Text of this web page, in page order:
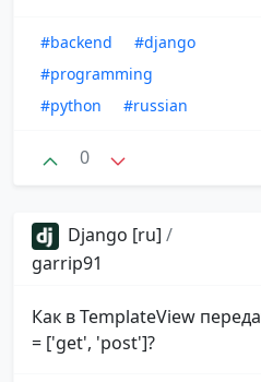
#backend
#django
#programming
#python
#russian
0
Django [ru] /
garrip91
Как в TemplateView
= ['get', 'post']?